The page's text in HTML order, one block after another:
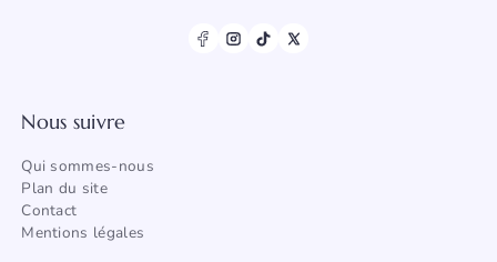
Nous suivre
Qui sommes-nous
Plan du site
Contact
Mentions légales